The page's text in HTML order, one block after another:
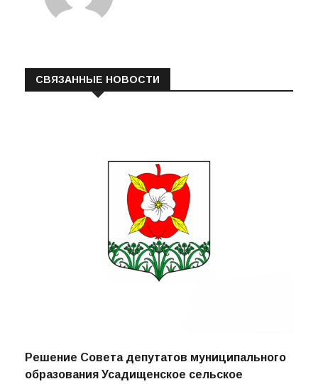
СВЯЗАННЫЕ НОВОСТИ
Решение Совета депутатов муниципального
образования Усадищенское сельское